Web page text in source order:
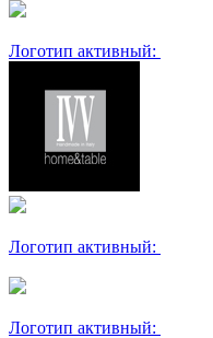
Логотип активный:
Логотип активный:
Логотип активный: